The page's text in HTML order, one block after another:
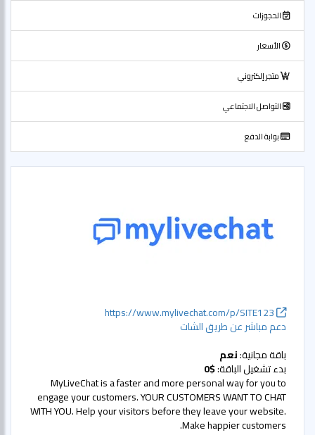
الحجوزات
الأسعار
متجر إلكتروني
التواصل الاجتماعي
بوابة الدفع
دعم مباشر عن طريق الشات
باقة مجانية:نعم
بدء تشغيل الباقة:$0
MyLiveChat is a faster and more personal way for you to
engage your customers. YOUR CUSTOMERS WANT TO CHAT
WITH YOU. Help your visitors before they leave your website.
Make happier customers.